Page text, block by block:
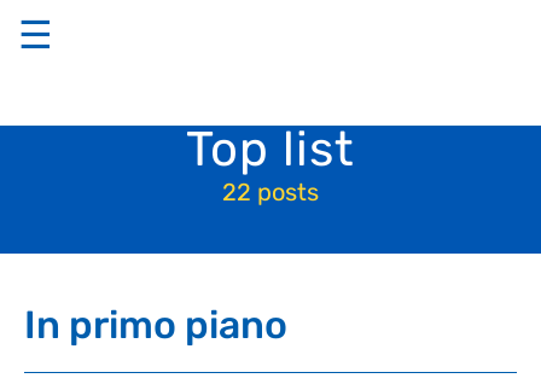
☰
Top list
22 posts
In primo piano